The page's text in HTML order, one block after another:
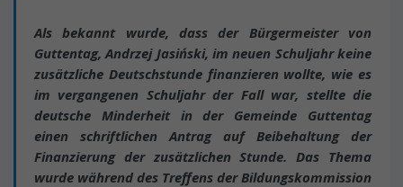
Als bekannt wurde, dass der Bürgermeister von
Guttentag, Andrzej Jasiński, im neuen Schuljahr keine
zusätzliche Deutschstunde finanzieren wollte, wie es
im vergangenen Schuljahr der Fall war, stellte die
deutsche Minderheit in der Gemeinde Guttentag
einen schriftlichen Antrag auf Beibehaltung der
Finanzierung der zusätzlichen Stunde. Das Thema
wurde während des Treffens der Bildungskommission